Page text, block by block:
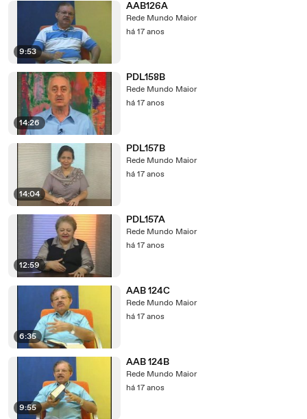
9:53
AAB126A
Rede Mundo Maior
há 17 anos
14:26
PDL158B
Rede Mundo Maior
há 17 anos
14:04
PDL157B
Rede Mundo Maior
há 17 anos
12:59
PDL157A
Rede Mundo Maior
há 17 anos
6:35
AAB 124C
Rede Mundo Maior
há 17 anos
9:55
AAB 124B
Rede Mundo Maior
há 17 anos